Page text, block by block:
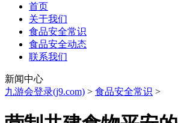
首页
关于我们
食品安全常识
食品安全动态
联系我们
新闻中心
九游会登录(j9.com) > 食品安全常识 >